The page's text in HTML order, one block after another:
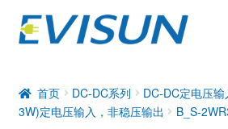
DC-DC系列
工业通信模块
首页 DC-DC系列 DC-DC定电压
3W)定电压输入，非稳压输出
B_S-